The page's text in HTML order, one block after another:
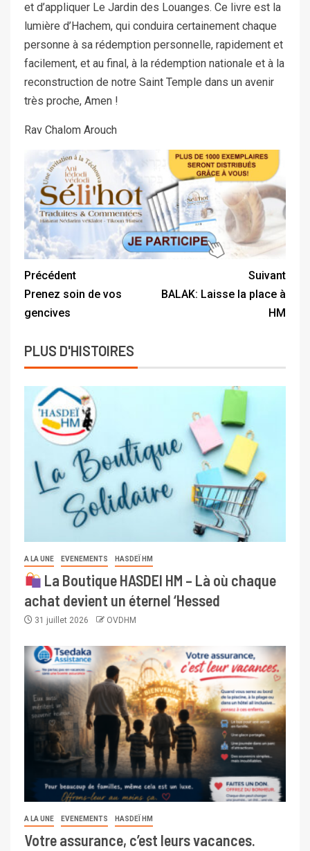
et d’appliquer Le Jardin des Louanges. Ce livre est la
lumière d’Hachem, qui conduira certainement chaque
personne à sa rédemption personnelle, rapidement et
facilement, et au final, à la rédemption nationale et à la
reconstruction de notre Saint Temple dans un avenir
très proche, Amen !
Rav Chalom Arouch
Précédent
Prenez soin de vos
gencives
Suivant
BALAK: Laisse la place à
HM
PLUS D'HISTOIRES
A LA UNE EVENEMENTS HASDEÏ HM
La Boutique HASDEI HM – Là où chaque
achat devient un éternel ‘Hessed
31 juillet 2026 OVDHM
A LA UNE EVENEMENTS HASDEÏ HM
Votre assurance, c’est leurs vacances.